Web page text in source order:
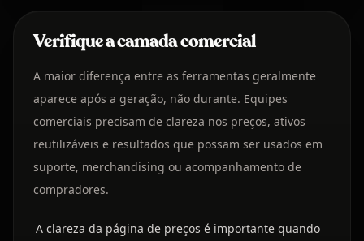
Verifique a camada comercial
A maior diferença entre as ferramentas geralmente
aparece após a geração, não durante. Equipes
comerciais precisam de clareza nos preços, ativos
reutilizáveis e resultados que possam ser usados em
suporte, merchandising ou acompanhamento de
compradores.
A clareza da página de preços é importante quando